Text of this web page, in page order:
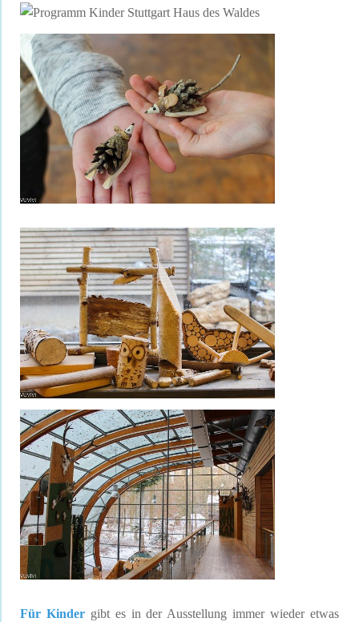
Für Kindergibt es in der Ausstellung immer wieder etwas